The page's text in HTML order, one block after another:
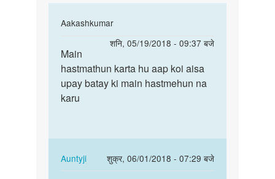
h…
by
Aakashkumar
शनि, 05/19/2018 - 09:37 बजे
In
reply
Hello
bete.
by
Auntyji
Main
hastmathun
karta
hu
Main
hastmathun karta hu aap koi aisa
upay batay ki main hastmehun na
karu
Auntyji
शुक्र, 06/01/2018 - 07:29 बजे
In
reply